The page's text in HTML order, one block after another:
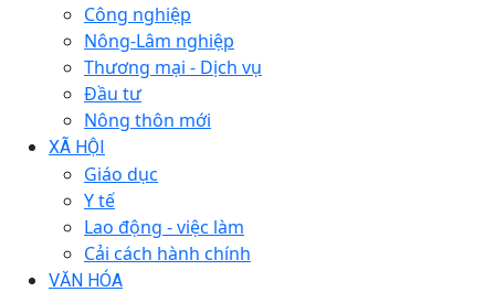
Công nghiệp
Nông-Lâm nghiệp
Thương mại - Dịch vụ
Đầu tư
Nông thôn mới
XÃ HỘI
Giáo dục
Y tế
Lao động - việc làm
Cải cách hành chính
VĂN HÓA